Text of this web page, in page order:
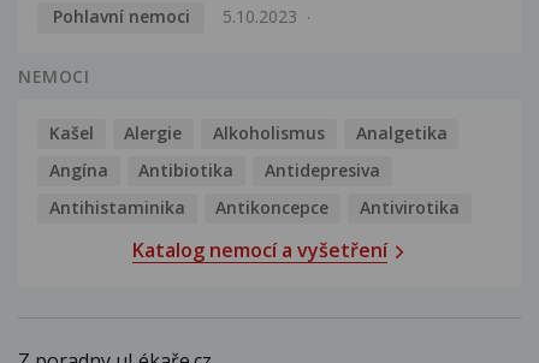
Pohlavní nemoci
5.10.2023
NEMOCI
Kašel Alergie Alkoholismus
Analgetika
Angína
Antibiotika
Antidepresiva
Antihistaminika
Antikoncepce Antivirotika
Katalog nemocí a vyšetření